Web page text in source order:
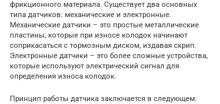
фрикционного материала. Существует два основных
типа датчиков: механические и электронные.
Механические датчики – это простые металлические
пластины, которые при износе колодок начинают
соприкасаться с тормозным диском, издавая скрип.
Электронные датчики – это более сложные устройства,
которые используют электрический сигнал для
определения износа колодок.
Принцип работы датчика заключается в следующем: